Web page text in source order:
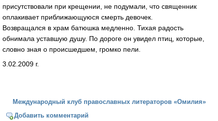
присутствовали при крещении, не подумали, что священник
оплакивает приближающуюся смерть девочек.
Возвращался в храм батюшка медленно. Тихая радость
обнимала уставшую душу. По дороге он увидел птиц, которые,
словно зная о происшедшем, громко пели.
3.02.2009 г.
Международный клуб православных литераторов «Омилия»
Добавить комментарий